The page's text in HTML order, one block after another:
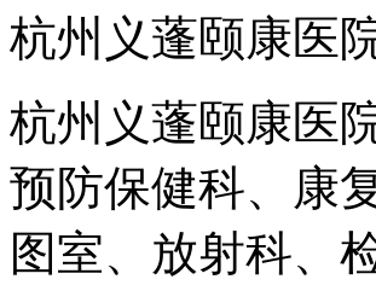
杭州义蓬颐康医
杭州义蓬颐康医
预防保健科、康
图室、放射科、